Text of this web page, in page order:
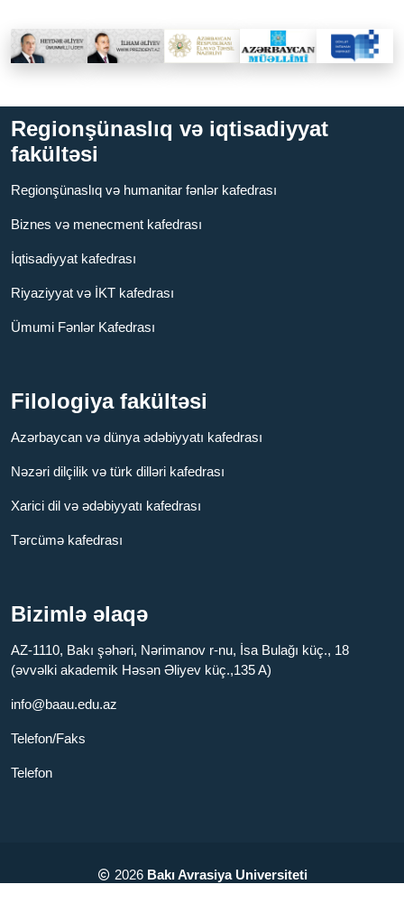
Regionşünaslıq və iqtisadiyyat
fakültəsi
Regionşünaslıq və humanitar fənlər kafedrası
Biznes və menecment kafedrası
İqtisadiyyat kafedrası
Riyaziyyat və İKT kafedrası
Ümumi Fənlər Kafedrası
Filologiya fakültəsi
Azərbaycan və dünya ədəbiyyatı kafedrası
Nəzəri dilçilik və türk dilləri kafedrası
Xarici dil və ədəbiyyatı kafedrası
Tərcümə kafedrası
Bizimlə əlaqə
AZ-1110, Bakı şəhəri, Nərimanov r-nu, İsa Bulağı küç., 18
(əvvəlki akademik Həsən Əliyev küç.,135 A)
info@baau.edu.az
Telefon/Faks
Telefon
2026 Bakı Avrasiya Universiteti